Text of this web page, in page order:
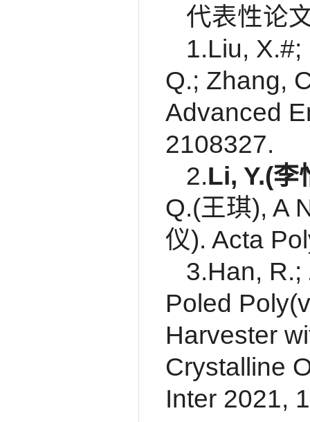
代表性论
1.Liu, X.#;
Q.; Zhang,
Advanced
2108327.
2.Li, Y.(李
Q.(王琪), A
仪). Acta
3.Han, R.;
Poled
Harvester
Crystalline
Inter 2021,